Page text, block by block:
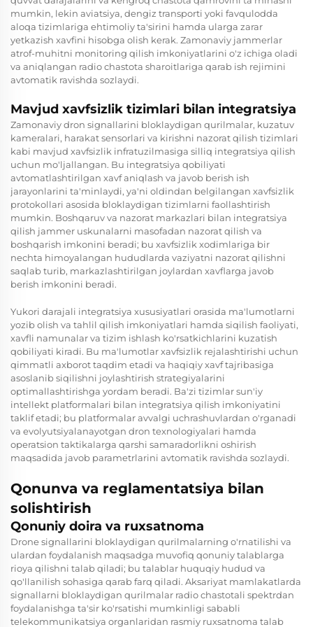
mumkin, lekin aviatsiya, dengiz transporti yoki favqulodda
aloqa tizimlariga ehtimoliy ta'sirini hamda ularga zarar
yetkazish xavfini hisobga olish kerak. Zamonaviy jammerlar
atrof-muhitni monitoring qilish imkoniyatlarini o'z ichiga oladi
va aniqlangan radio chastota sharoitlariga qarab ish rejimini
avtomatik ravishda sozlaydi.
Mavjud xavfsizlik tizimlari bilan integratsiya
Zamonaviy dron signallarini bloklaydigan qurilmalar, kuzatuv
kameralari, harakat sensorlari va kirishni nazorat qilish tizimlari
kabi mavjud xavfsizlik infratuzilmasiga silliq integratsiya qilish
uchun mo'ljallangan. Bu integratsiya qobiliyati
avtomatlashtirilgan xavf aniqlash va javob berish ish
jarayonlarini ta'minlaydi, ya'ni oldindan belgilangan xavfsizlik
protokollari asosida bloklaydigan tizimlarni faollashtirish
mumkin. Boshqaruv va nazorat markazlari bilan integratsiya
qilish jammer uskunalarni masofadan nazorat qilish va
boshqarish imkonini beradi; bu xavfsizlik xodimlariga bir
nechta himoyalangan hududlarda vaziyatni nazorat qilishni
saqlab turib, markazlashtirilgan joylardan xavflarga javob
berish imkonini beradi.
Yukori darajali integratsiya xususiyatlari orasida ma'lumotlarni
yozib olish va tahlil qilish imkoniyatlari hamda siqilish faoliyati,
xavfli namunalar va tizim ishlash ko'rsatkichlarini kuzatish
qobiliyati kiradi. Bu ma'lumotlar xavfsizlik rejalashtirishi uchun
qimmatli axborot taqdim etadi va haqiqiy xavf tajribasiga
asoslanib siqilishni joylashtirish strategiyalarini
optimallashtirishga yordam beradi. Ba'zi tizimlar sun'iy
intellekt platformalari bilan integratsiya qilish imkoniyatini
taklif etadi; bu platformalar avvalgi uchrashuvlardan o'rganadi
va evolyutsiyalanayotgan dron texnologiyalari hamda
operatsion taktikalarga qarshi samaradorlikni oshirish
maqsadida javob parametrlarini avtomatik ravishda sozlaydi.
Qonunva va reglamentatsiya bilan
solishtirish
Qonuniy doira va ruxsatnoma
Drone signallarini bloklaydigan qurilmalarning o'rnatilishi va
ulardan foydalanish maqsadga muvofiq qonuniy talablarga
rioya qilishni talab qiladi; bu talablar huquqiy hudud va
qo'llanilish sohasiga qarab farq qiladi. Aksariyat mamlakatlarda
signallarni bloklaydigan qurilmalar radio chastotali spektrdan
foydalanishga ta'sir ko'rsatishi mumkinligi sababli
telekommunikatsiya organlaridan rasmiy ruxsatnoma talab